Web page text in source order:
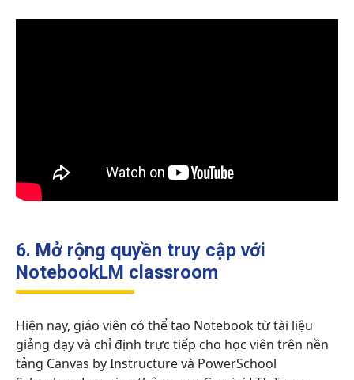
6. Mở rộng quyền truy cập với
NotebookLM classroom
Hiện nay, giáo viên có thể tạo Notebook từ tài liệu
giảng dạy và chỉ định trực tiếp cho học viên trên nền
tảng Canvas by Instructure và PowerSchool